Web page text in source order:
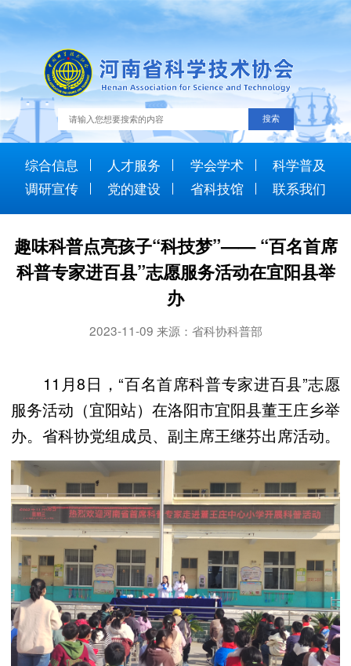
综合信息 人才服务 学会学术
科学普及
调研宣传
党的建设 省科技馆 联系我们
趣味科普点亮孩子“科技梦”—— “百名首席
科普专家进百县”志愿服务活动在宜阳县举
办
2023-11-09 来源：省科协科普部
11月8日，“百名首席科普专家进百县”志愿
服务活动（宜阳站）在洛阳市宜阳县董王庄乡举
办。省科协党组成员、副主席王继芬出席活动。